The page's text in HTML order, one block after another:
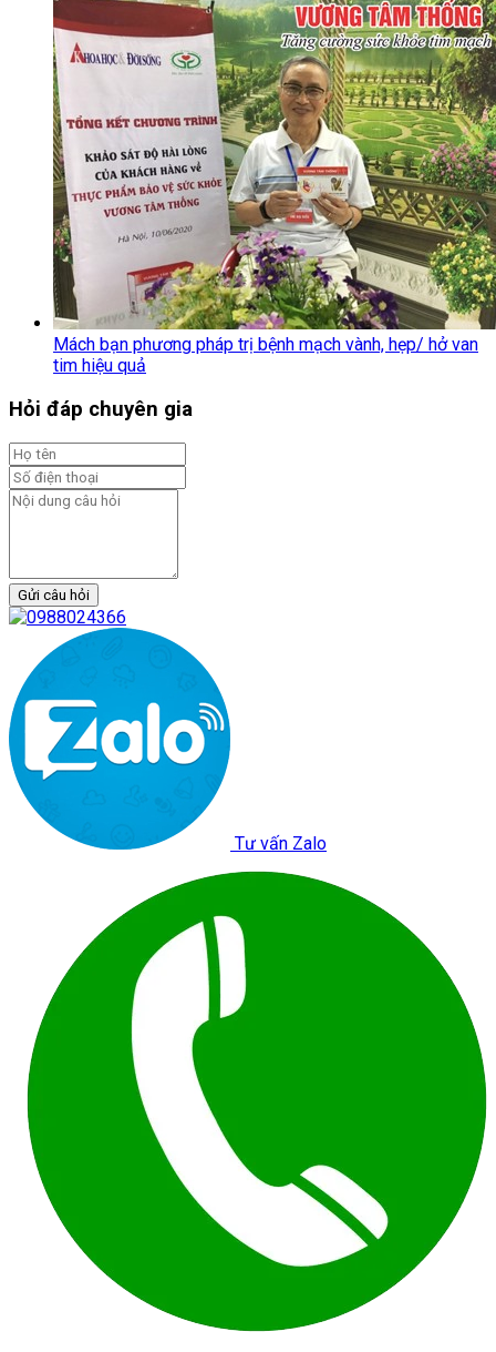
Mách bạn phương pháp trị bệnh mạch vành, hẹp/ hở van
tim hiệu quả
Hỏi đáp chuyên gia
Gửi câu hỏi
Tư vấn Zalo